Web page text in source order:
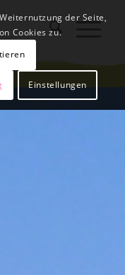
der Seite,
Cookies zu.
Einstellungen